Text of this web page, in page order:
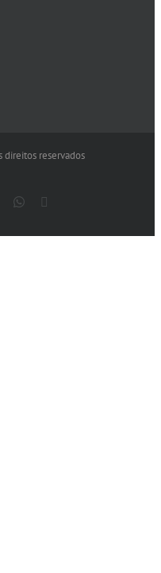
direitos reservados
InstagramWhatsApp
WhatsApp